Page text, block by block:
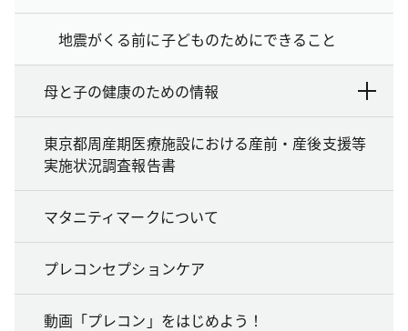
地震がくる前に子どものためにできること
母と子の健康のための情報
東京都周産期医療施設における産前・産後支援等
実施状況調査報告書
マタニティマークについて
プレコンセプションケア
動画「プレコン」をはじめよう！